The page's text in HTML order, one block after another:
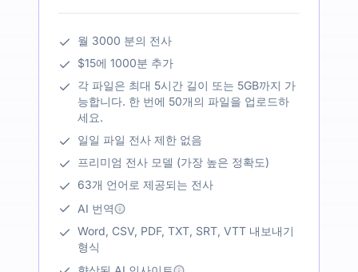
월 3000 분의 전사
$15에 1000분 추가
각 파일은 최대 5시간 길이 또는 5GB까지 가
능합니다. 한 번에 50개의 파일을 업로드하
세요.
일일 파일 전사 제한 없음
프리미엄 전사 모델 (가장 높은 정확도)
63개 언어로 제공되는 전사
AI 번역
Word, CSV, PDF, TXT, SRT, VTT 내보내기
형식